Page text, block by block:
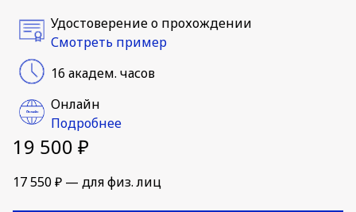
Удостоверение о прохождении
Смотреть пример
16 академ. часов
Онлайн
Подробнее
19 500 ₽
17 550 ₽ — для физ. лиц